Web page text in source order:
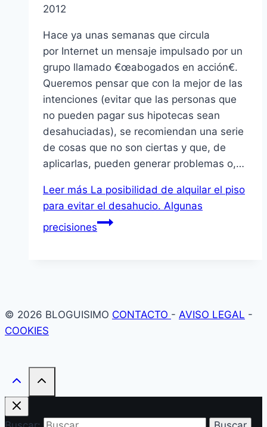
2012
Hace ya unas semanas que circula
por Internet un mensaje impulsado por un
grupo llamado €œabogados en acción€.
Queremos pensar que con la mejor de las
intenciones (evitar que las personas que
no pueden pagar sus hipotecas sean
desahuciadas), se recomiendan una serie
de cosas que no son ciertas y que, de
aplicarlas, pueden generar problemas o,…
Leer más La posibilidad de alquilar el piso
para evitar el desahucio. Algunas
precisiones
© 2026 BLOGUISIMO CONTACTO - AVISO LEGAL -
COOKIES